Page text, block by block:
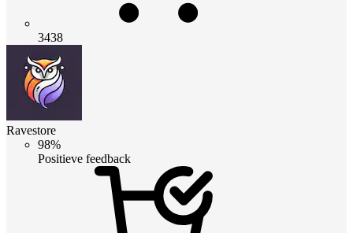
3438
Ravestore
98%
Positieve feedback